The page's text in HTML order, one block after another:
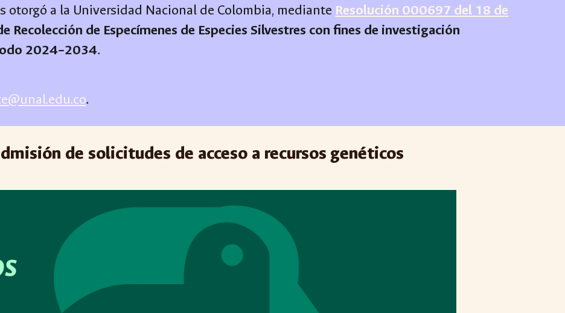
otorgó a la Universidad Nacional de Colombia, mediante Resolución 000697 del 18 de
Recolección de Especímenes de Especies Silvestres con fines de investigación
2024–2034.
.
de solicitudes de acceso a recursos genéticos